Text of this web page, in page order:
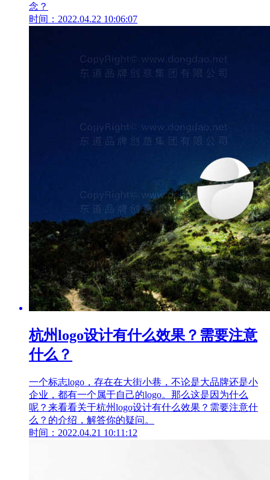
念？
时间：2022.04.22 10:06:07
杭州logo设计有什么效果？需要注意
什么？
一个标志logo，存在在大街小巷，不论是大品牌还是小
企业，都有一个属于自己的logo。那么这是因为什么
呢？来看看关于杭州logo设计有什么效果？需要注意什
么？的介绍，解答你的疑问。
时间：2022.04.21 10:11:12